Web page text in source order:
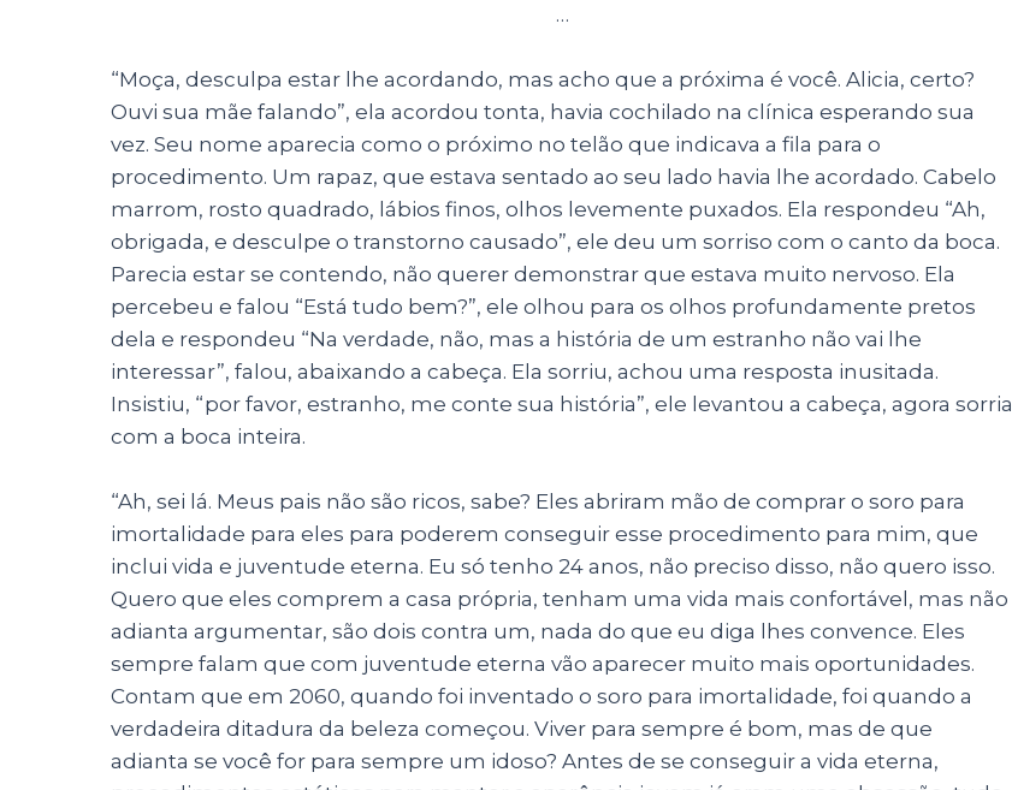
…
“Moça, desculpa estar lhe acordando, mas acho que a próxima é você. Alicia, certo?
Ouvi sua mãe falando”, ela acordou tonta, havia cochilado na clínica esperando sua
vez. Seu nome aparecia como o próximo no telão que indicava a fila para o
procedimento. Um rapaz, que estava sentado ao seu lado havia lhe acordado. Cabelo
marrom, rosto quadrado, lábios finos, olhos levemente puxados. Ela respondeu “Ah,
obrigada, e desculpe o transtorno causado”, ele deu um sorriso com o canto da boca.
Parecia estar se contendo, não querer demonstrar que estava muito nervoso. Ela
percebeu e falou “Está tudo bem?”, ele olhou para os olhos profundamente pretos
dela e respondeu “Na verdade, não, mas a história de um estranho não vai lhe
interessar”, falou, abaixando a cabeça. Ela sorriu, achou uma resposta inusitada.
Insistiu, “por favor, estranho, me conte sua história”, ele levantou a cabeça, agora sorria
com a boca inteira.
“Ah, sei lá. Meus pais não são ricos, sabe? Eles abriram mão de comprar o soro para
imortalidade para eles para poderem conseguir esse procedimento para mim, que
inclui vida e juventude eterna. Eu só tenho 24 anos, não preciso disso, não quero isso.
Quero que eles comprem a casa própria, tenham uma vida mais confortável, mas não
adianta argumentar, são dois contra um, nada do que eu diga lhes convence. Eles
sempre falam que com juventude eterna vão aparecer muito mais oportunidades.
Contam que em 2060, quando foi inventado o soro para imortalidade, foi quando a
verdadeira ditadura da beleza começou. Viver para sempre é bom, mas de que
adianta se você for para sempre um idoso? Antes de se conseguir a vida eterna,